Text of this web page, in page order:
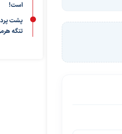
است!
پشت
تنگه